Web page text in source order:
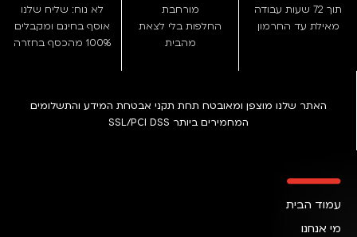
תוך 72 שעות עבודה
מאילת עד החרמון
מורחבת
החלפות בלי לצאת
מהבית
לא נוח: שליח שלנו
אוסף בחינם ומקבלים
100% מהכסף בחזרה
האתר שלנו מוצפן ומאובטח תחת תקני אבטחת המידע והתשלומים
המחמירים ביותר SSL/PCI DSS
עמוד הבית
מי אנחנו